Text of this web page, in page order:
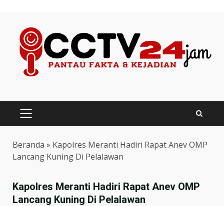
content
PRIMARY
MENU
Beranda » Kapolres Meranti Hadiri Rapat Anev OMP
Lancang Kuning Di Pelalawan
Kapolres Meranti Hadiri Rapat Anev OMP
Lancang Kuning Di Pelalawan